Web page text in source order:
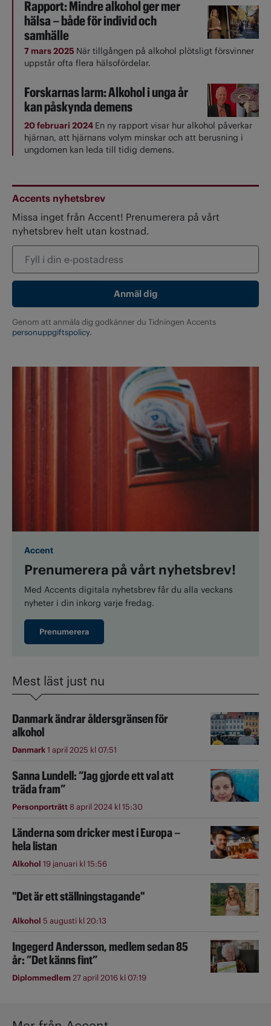
Rapport: Mindre alkohol ger mer
hälsa – både för individ och
samhälle
7 mars 2025 När tillgången på alkohol plötsligt försvinner
uppstår ofta flera hälsofördelar.
Forskarnas larm: Alkohol i unga år
kan påskynda demens
20 februari 2024 En ny rapport visar hur alkohol påverkar
hjärnan, att hjärnans volym minskar och att berusning i
ungdomen kan leda till tidig demens.
Accents nyhetsbrev
Missa inget från Accent! Prenumerera på vårt
nyhetsbrev helt utan kostnad.
Genom att anmäla dig godkänner du Tidningen Accents
personuppgiftspolicy.
Accent
Prenumerera på vårt nyhetsbrev!
Med Accents digitala nyhetsbrev får du alla veckans
nyheter i din inkorg varje fredag.
Prenumerera
Mest läst just nu
Danmark ändrar åldersgränsen för
alkohol
Danmark1 april 2025 kl 07:51
Sanna Lundell: ”Jag gjorde ett val att
träda fram”
Personporträtt8 april 2024 kl 15:30
Länderna som dricker mest i Europa –
hela listan
Alkohol 19 januari kl 15:56
"Det är ett ställningstagande"
Alkohol 5 augusti kl 20:13
Ingegerd Andersson, medlem sedan 85
år: ”Det känns fint”
Diplommedlem27 april 2016 kl 07:19